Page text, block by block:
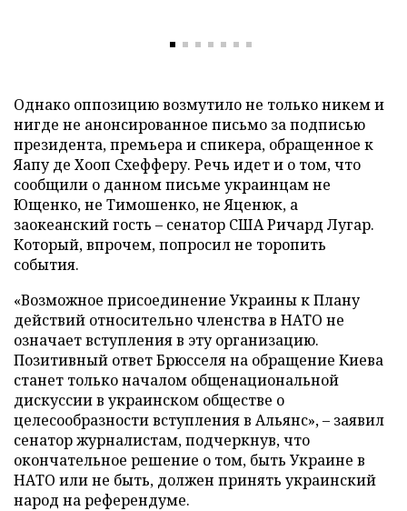
Однако оппозицию возмутило не только никем и
нигде не анонсированное письмо за подписью
президента, премьера и спикера, обращенное к
Яапу де Хооп Схефферу. Речь идет и о том, что
сообщили о данном письме украинцам не
Ющенко, не Тимошенко, не Яценюк, а
заокеанский гость – сенатор США Ричард Лугар.
Который, впрочем, попросил не торопить
события.
«Возможное присоединение Украины к Плану
действий относительно членства в НАТО не
означает вступления в эту организацию.
Позитивный ответ Брюсселя на обращение Киева
станет только началом общенациональной
дискуссии в украинском обществе о
целесообразности вступления в Альянс», – заявил
сенатор журналистам, подчеркнув, что
окончательное решение о том, быть Украине в
НАТО или не быть, должен принять украинский
народ на референдуме.